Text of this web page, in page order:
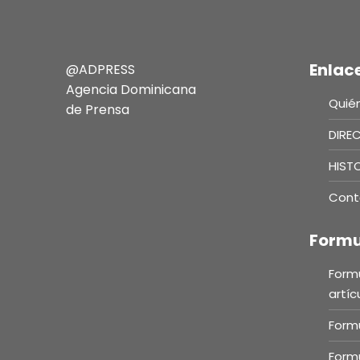
@ADPRESS
Agencia Dominicana
de Prensa